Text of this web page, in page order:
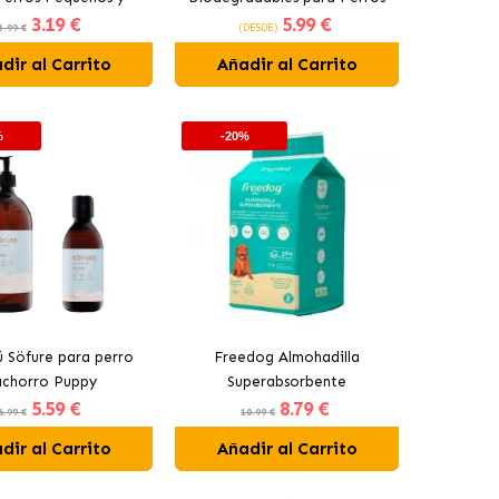
Gatos
€ 3.19 €
al Carrito
120 Bolsas (Pack 8x15ud)
(DESDE) 5.99 €
Añadir al Carrito
Söfure para perro
Puppy
€ 5.59 €
al Carrito
-20%
Freedog Almohadilla
Superabsorbente
Empapadores para Perros
60x90 cm
10.99 € 8.79 €
Añadir al Carrito